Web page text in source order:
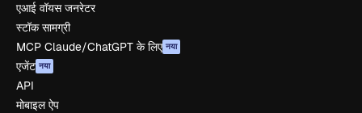
एआई वॉयस जनरेटर
स्टॉक सामग्री
MCP Claude/ChatGPT के लिए नया
एजेंट नया
API
मोबाइल ऐप